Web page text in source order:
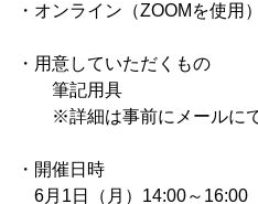
・オンライン（ZOOMを使用）
・用意していただくもの
筆記用具
※詳細は事前にメールにて
・開催日時
6月1日（月）14:00～16:00